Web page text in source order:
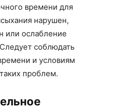
времени для
нарушен,
или ослабление
соблюдать
и условиям
проблем.